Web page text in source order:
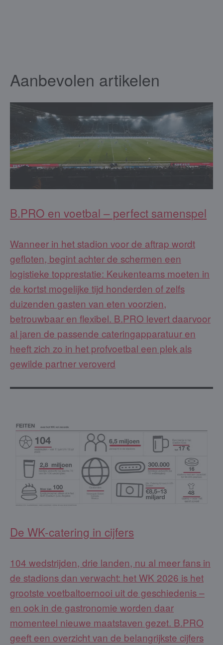
Aanbevolen artikelen
B.PRO en voetbal – perfect samenspel
Wanneer in het stadion voor de aftrap wordt
gefloten, begint achter de schermen een
logistieke topprestatie: Keukenteams moeten in
de kortst mogelijke tijd honderden of zelfs
duizenden gasten van eten voorzien,
betrouwbaar en flexibel. B.PRO levert daarvoor
al jaren de passende cateringapparatuur en
heeft zich zo in het profvoetbal een plek als
gewilde partner veroverd
De WK-catering in cijfers
104 wedstrijden, drie landen, nu al meer fans in
de stadions dan verwacht: het WK 2026 is het
grootste voetbaltoernooi uit de geschiedenis –
en ook in de gastronomie worden daar
momenteel nieuwe maatstaven gezet. B.PRO
geeft een overzicht van de belangrijkste cijfers